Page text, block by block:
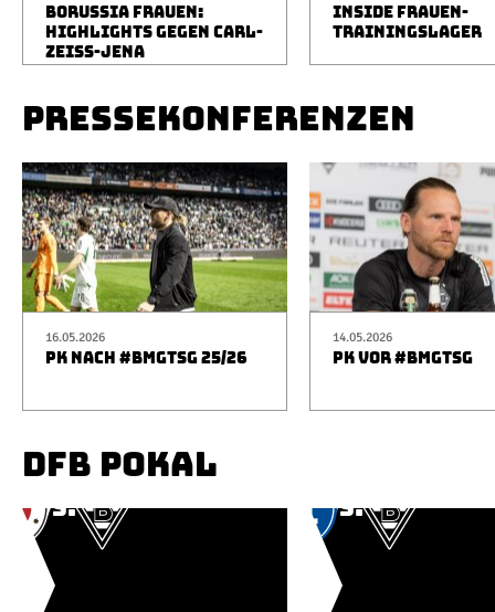
BORUSSIA FRAUEN:
HIGHLIGHTS GEGEN CARL-
ZEISS-JENA
INSIDE FRAUEN-
TRAININGSLAGER
PRESSEKONFERENZEN
16.05.2026
PK NACH #BMGTSG 25/26
14.05.2026
PK VOR #BMGTSG
DFB POKAL